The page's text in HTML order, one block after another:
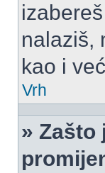
nalaziš,
kao i
Vrh
» Zašto